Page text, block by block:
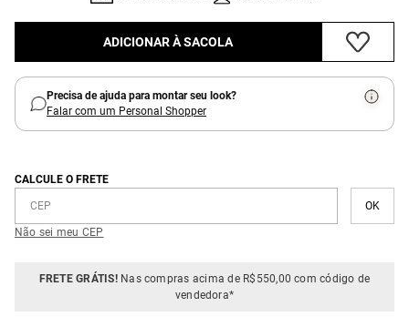
ADICIONAR À SACOLA
Precisa de ajuda para montar seu look?
Falar com um Personal Shopper
CALCULE O FRETE
Não sei meu CEP
FRETE GRÁTIS!Nas compras acima de R$550,00 com código de
vendedora*